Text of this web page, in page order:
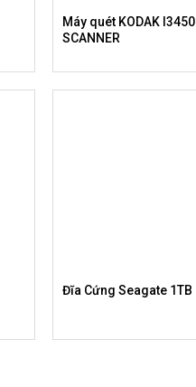
Máy quét KODAK I3450
SCANNER
Đĩa Cứng Seagate 1TB